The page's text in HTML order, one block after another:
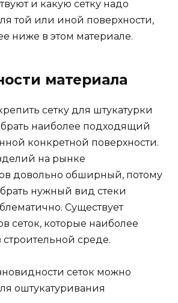
и какую сетку надо
той или иной поверхности,
ниже в этом материале.
материала
сетку для штукатурки
наиболее подходящий
конкретной поверхности.
на рынке
довольно обширный, потому
нужный вид стеки
Существует
сеток, которые наиболее
строительной среде.
сеток можно
оштукатуривания